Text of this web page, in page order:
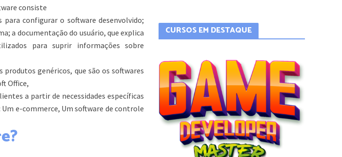
consiste
configurar o software desenvolvido;
a documentação do usuário, que explica
para suprir informações sobre
genéricos, que são os softwares
Office,
a partir de necessidades específicas
e-commerce, Um software de controle
CURSOS EM DESTAQUE